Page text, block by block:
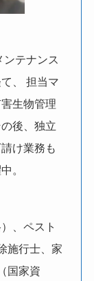
テナンス
、 担当マ
生物管理
後、独立
け業務も
。
、ペスト
施行士、家
国家資